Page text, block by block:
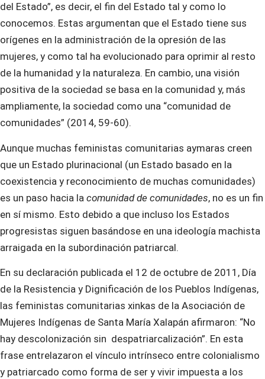
del Estado”, es decir, el fin del Estado tal y como lo
conocemos. Estas argumentan que el Estado tiene sus
orígenes en la administración de la opresión de las
mujeres, y como tal ha evolucionado para oprimir al resto
de la humanidad y la naturaleza. En cambio, una visión
positiva de la sociedad se basa en la comunidad y, más
ampliamente, la sociedad como una “comunidad de
comunidades” (2014, 59-60).
Aunque muchas feministas comunitarias aymaras creen
que un Estado plurinacional (un Estado basado en la
coexistencia y reconocimiento de muchas comunidades)
es un paso hacia la comunidad de comunidades, no es un fin
en sí mismo. Esto debido a que incluso los Estados
progresistas siguen basándose en una ideología machista
arraigada en la subordinación patriarcal.
En su declaración publicada el 12 de octubre de 2011, Día
de la Resistencia y Dignificación de los Pueblos Indígenas,
las feministas comunitarias xinkas de la Asociación de
Mujeres Indígenas de Santa María Xalapán afirmaron: “No
hay descolonización sin despatriarcalización”. En esta
frase entrelazaron el vínculo intrínseco entre colonialismo
y patriarcado como forma de ser y vivir impuesta a los